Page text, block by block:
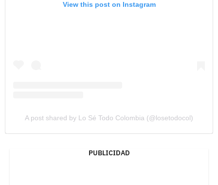
View this post on Instagram
A post shared by Lo Sé Todo Colombia (@losetodocol)
PUBLICIDAD